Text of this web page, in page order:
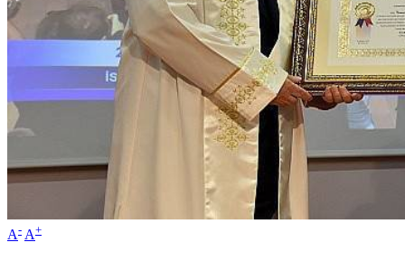
A- A+